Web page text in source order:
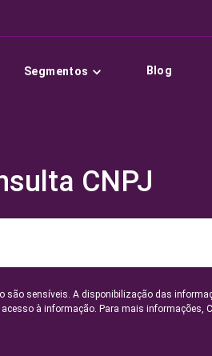
Segmentos Blog
CNPJ
são sensíveis. A disponibilização das
à informação. Para mais informações,